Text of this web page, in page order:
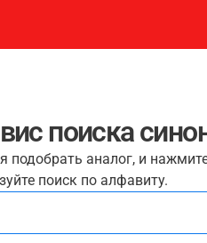
поиска
подобрать аналог, и
поиск по алфавиту.